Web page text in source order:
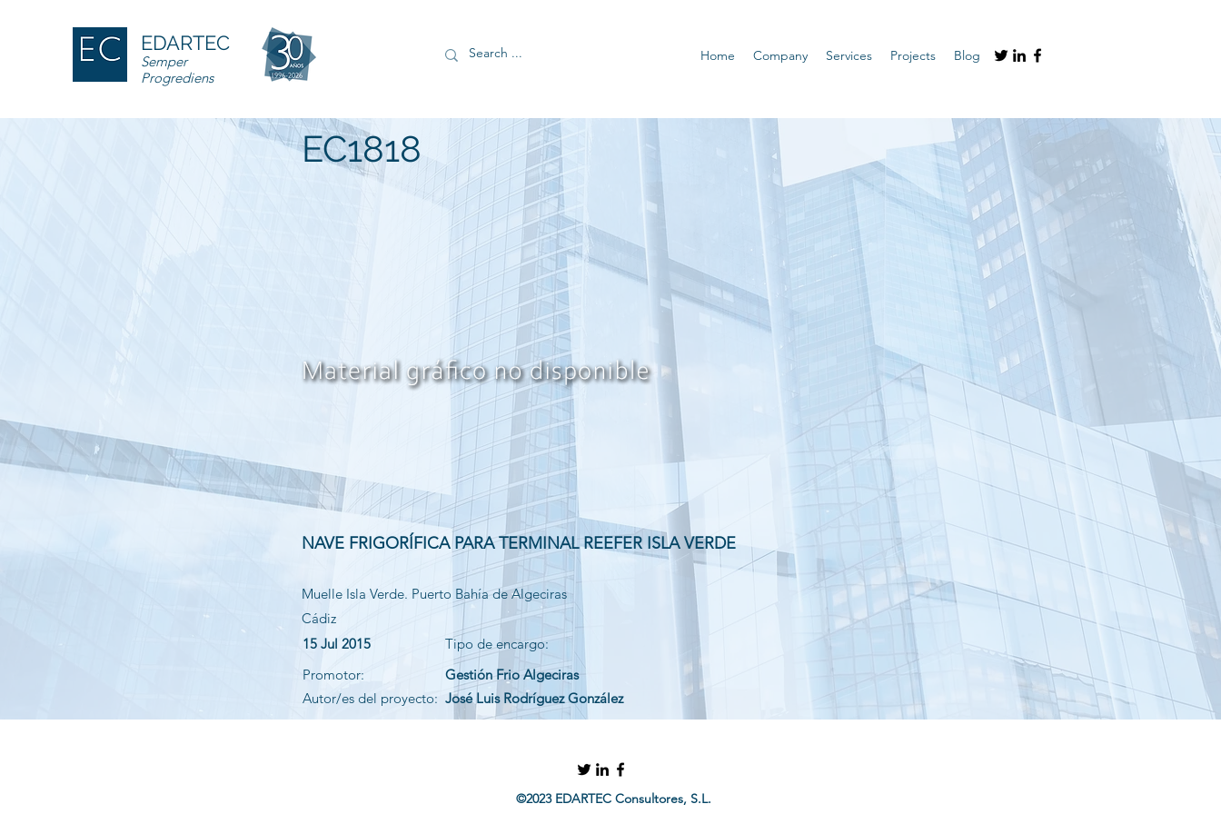
EDARTEC
Semper
Progrediens
Home Company Services Projects Blog
EC1818
NAVE FRIGORÍFICA PARA TERMINAL REEFER ISLA VERDE
Muelle Isla Verde. Puerto Bahía de Algeciras
Cádiz
15 Jul 2015
Promotor:
Autor/es del proyecto:
Tipo de encargo:
Gestión Frio Algeciras
José Luis Rodríguez González
©2023 EDARTEC Consultores, S.L.